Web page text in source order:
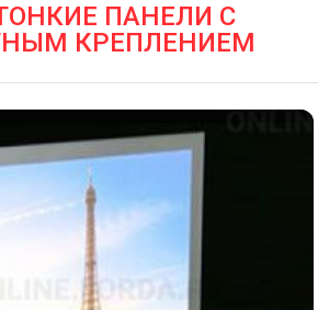
ПАНЕЛИ С
КРЕПЛЕНИЕМ